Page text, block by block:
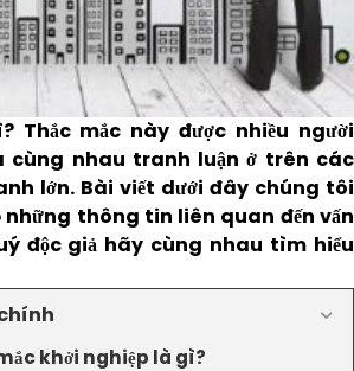
Thắc mắc này được nhiều người
cùng nhau tranh luận ở trên các
lớn. Bài viết dưới đây chúng tôi
thông tin liên quan đến vấn
độc giả hãy cùng nhau tìm hiểu
khởi nghiệp là gì?